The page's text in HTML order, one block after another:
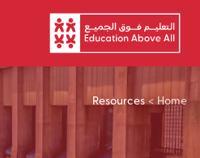
تجاوز إلى المحتوى الرئيسي
Home
>
Resources